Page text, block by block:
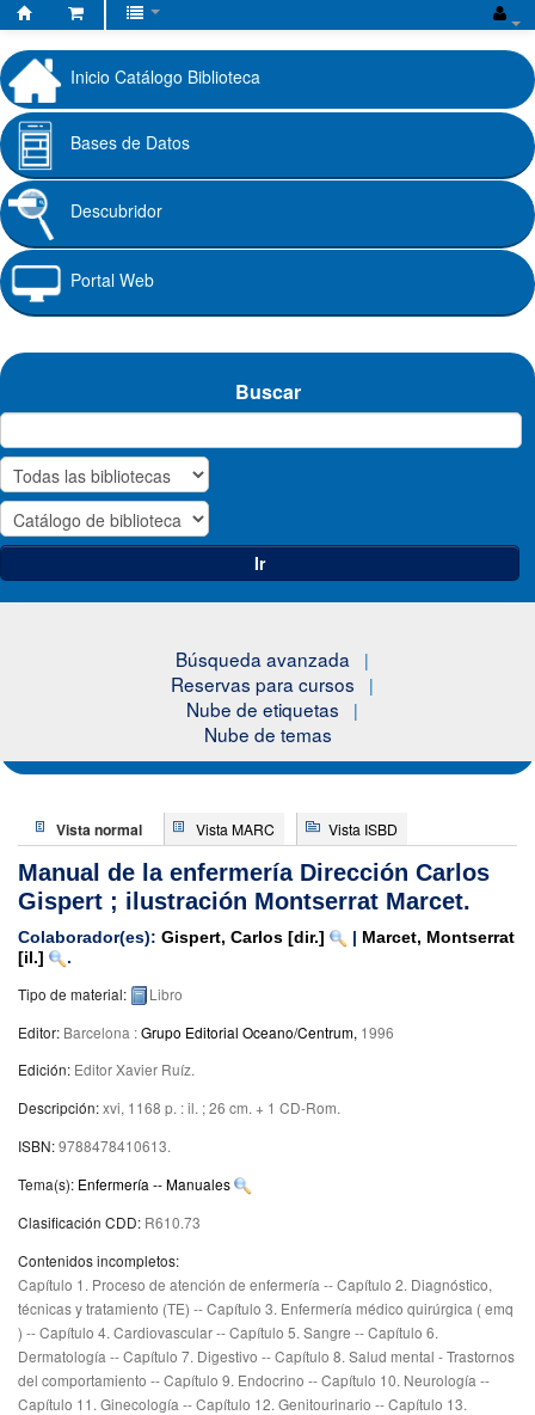
Fundación
Universitaria
Cafam
Inicio Catálogo Biblioteca
Bases de Datos
Descubridor
Portal Web
Buscar
Ir
Búsqueda avanzada
Reservas para cursos
Nube de etiquetas
Nube de temas
Vista normal Vista MARC Vista ISBD
Manual de la enfermería Dirección Carlos
Gispert ; ilustración Montserrat Marcet.
Colaborador(es): Gispert, Carlos [dir.] | Marcet, Montserrat
[il.]
.
Tipo de material:
Libro
Editor: Barcelona :Grupo Editorial Oceano/Centrum, 1996
Edición: Editor Xavier Ruíz.
Descripción:xvi, 1168 p. : il. ; 26 cm. + 1 CD-Rom.
ISBN:9788478410613.
Tema(s): Enfermería -- Manuales
Clasificación CDD: R610.73
Contenidos incompletos:
Capítulo 1. Proceso de atención de enfermería -- Capítulo 2. Diagnóstico,
técnicas y tratamiento (TE) -- Capítulo 3. Enfermería médico quirúrgica ( emq
) -- Capítulo 4. Cardiovascular -- Capítulo 5. Sangre -- Capítulo 6.
Dermatología -- Capítulo 7. Digestivo -- Capítulo 8. Salud mental - Trastornos
del comportamiento -- Capítulo 9. Endocrino -- Capítulo 10. Neurología --
Capítulo 11. Ginecología -- Capítulo 12. Genitourinario -- Capítulo 13.